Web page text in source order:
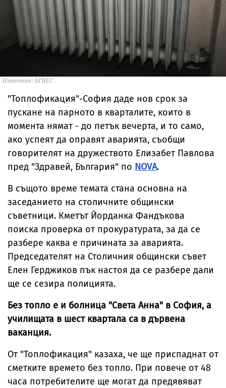
Източник: БГНЕС
"Топлофикация"-София даде нов срок за
пускане на парното в кварталите, които в
момента нямат - до пeтък вечерта, и то само,
ако успеят да оправят аварията, съобщи
говорителят на дружеството Елизабет Павлова
пред "Здравей, България" по NOVA.
В същото време темата стана основна на
заседанието на столичните общински
съветници. Кметът Йорданка Фандъкова
поиска проверка от прокуратурата, за да се
разбере каква е причината за аварията.
Председателят на Столичния общински съвет
Елен Герджиков пък настоя да се разбере дали
ще се сезира полицията.
Без топло е и болница "Света Анна" в София, а
училищата в шест квартала са в дървена
ваканция.
От "Топлофикация" казаха, че ще приспаднат от
сметките времето без топло. При повече от 48
часа потребителите ще могат да предявяват